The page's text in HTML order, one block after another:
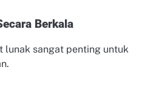
Berkala
lunak sangat penting untuk